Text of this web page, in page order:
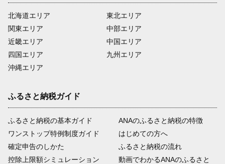
北海道エリア
関東エリア
近畿エリア
四国エリア
沖縄エリア
東北エリア
中部エリア
中国エリア
九州エリア
ふるさと納税ガイド
ふるさと納税の基本ガイド
ワンストップ特例制度ガイド
確定申告のしかた
控除上限額シミュレーション
ANAのふるさと納税の特徴
はじめての方へ
ふるさと納税の流れ
動画でわかるANAのふるさと